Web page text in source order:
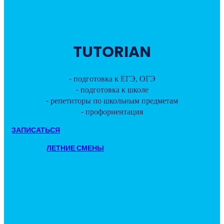
TUTORIAN
⁃ подготовка к ЕГЭ, ОГЭ
⁃ подготовка к школе
⁃ репетиторы по школьным предметам
⁃ профориентация
ЗАПИСАТЬСЯ
ЛЕТНИЕ СМЕНЫ